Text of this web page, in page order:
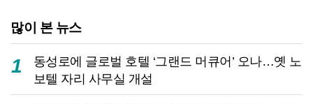
많이 본 뉴스
1
동성로에 글로벌 호텔 ‘그랜드 머큐어’ 오나…옛 노
보텔 자리 사무실 개설